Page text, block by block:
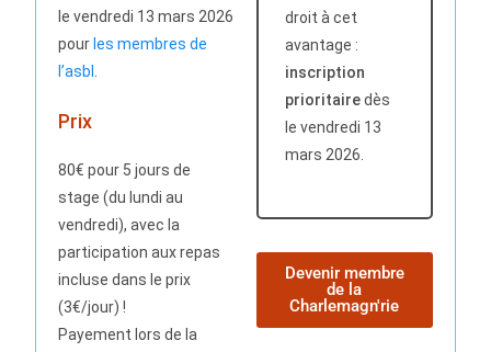
le vendredi 13 mars 2026
pourles membres de
l’asbl
Prix
80€ pour 5 jours de
stage (du lundi au
vendredi), avec la
participation aux repas
incluse dans le prix
(3€/jour) !
Payement lors de la
droit à cet
avantage :
inscription
prioritairedès
le vendredi 13
mars 2026.
Devenir membre
de la
Charlemagn'rie